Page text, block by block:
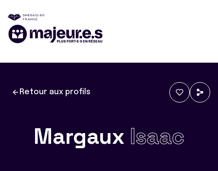
Retour aux profils
Margaux Isaac